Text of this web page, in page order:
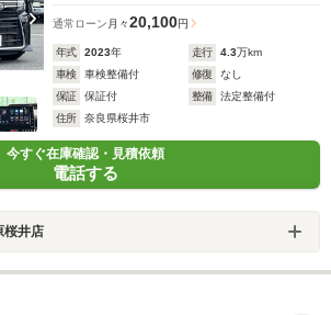
通常ローン 月々20,100円
年式 2023年 走行 4.3万km
車検
車検整備付 修復
なし
保証
保証付 整備
法定整備付
住所
奈良県桜井市
今すぐ在庫確認・見積依頼
電話する
桜井店